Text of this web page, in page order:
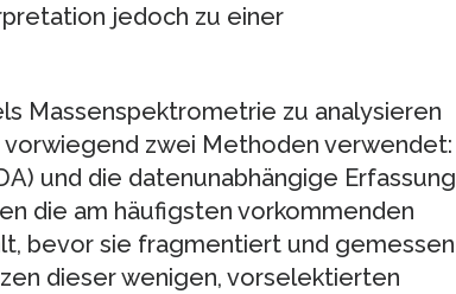
jedoch zu einer
Massenspektrometrie zu analysieren
zwei Methoden verwendet:
und die datenunabhängige Erfassung
die am häufigsten vorkommenden
bevor sie fragmentiert und gemessen
dieser wenigen, vorselektierten